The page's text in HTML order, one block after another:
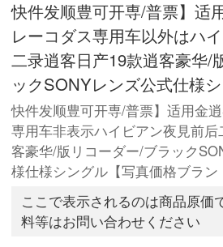
快件发顺豊可开専/普票】适
レーコダス専用车以外はハ
二录逍客日产19款逍客豪华/
ックSONYレンズ公式仕様
快件发顺豊可开専/普票】适用金
専用车非表示ハイビアン夜見前后
客豪华/版リコーダー/ブラック
様仕様シングル【写真価格ブラン
ここで表示されるのは商品原価
料等はお問い合わせください